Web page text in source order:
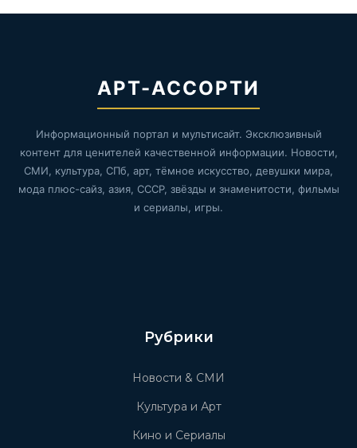
АРТ-АССОРТИ
Информационный портал и мультисайт. Эксклюзивный
контент для ценителей качественной информации. Новости,
СМИ, культура, СПб, арт, тёмное искусство, девушки мира,
мода плюс-сайз, азия, СССР, звёзды и знаменитости, фильмы
и сериалы, игры.
Рубрики
Новости & СМИ
Культура и Арт
Кино и Сериалы